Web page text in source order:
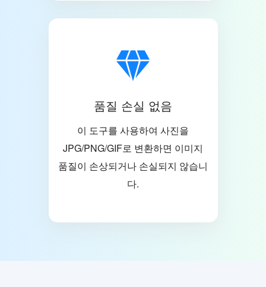
품질 손실 없음
이 도구를 사용하여 사진을
JPG/PNG/GIF로 변환하면 이미지
품질이 손상되거나 손실되지 않습니
다.